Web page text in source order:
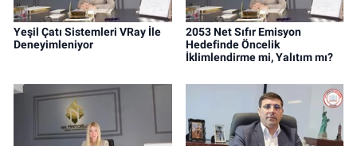
Yeşil Çatı Sistemleri VRay İle
Deneyimleniyor
2053 Net Sıfır Emisyon
Hedefinde Öncelik
İklimlendirme mi, Yalıtım mı?